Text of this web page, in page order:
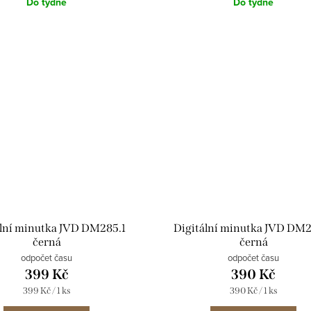
minutka JVD DM285.1
černá
odpočet času
399 Kč
Měrná
399 Kč / 1 ks
Digitální minutka JVD
černá
odpočet času
390 Kč
Měrná
390 Kč / 1 ks